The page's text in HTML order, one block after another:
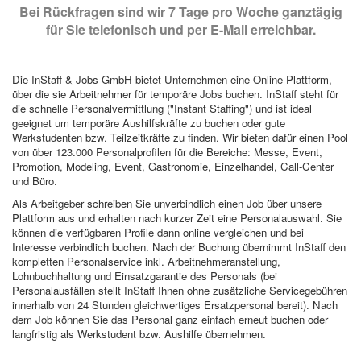
Bei Rückfragen sind wir 7 Tage pro Woche ganztägig
für Sie telefonisch und per E-Mail erreichbar.
Die InStaff & Jobs GmbH bietet Unternehmen eine Online Plattform,
über die sie Arbeitnehmer für temporäre Jobs buchen. InStaff steht für
die schnelle Personalvermittlung ("Instant Staffing") und ist ideal
geeignet um temporäre Aushilfskräfte zu buchen oder gute
Werkstudenten bzw. Teilzeitkräfte zu finden. Wir bieten dafür einen Pool
von über 123.000 Personalprofilen für die Bereiche: Messe, Event,
Promotion, Modeling, Event, Gastronomie, Einzelhandel, Call-Center
und Büro.
Als Arbeitgeber schreiben Sie unverbindlich einen Job über unsere
Plattform aus und erhalten nach kurzer Zeit eine Personalauswahl. Sie
können die verfügbaren Profile dann online vergleichen und bei
Interesse verbindlich buchen. Nach der Buchung übernimmt InStaff den
kompletten Personalservice inkl. Arbeitnehmeranstellung,
Lohnbuchhaltung und Einsatzgarantie des Personals (bei
Personalausfällen stellt InStaff Ihnen ohne zusätzliche Servicegebühren
innerhalb von 24 Stunden gleichwertiges Ersatzpersonal bereit). Nach
dem Job können Sie das Personal ganz einfach erneut buchen oder
langfristig als Werkstudent bzw. Aushilfe übernehmen.